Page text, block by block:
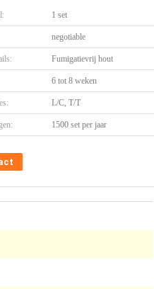
1 set
negotiable
Fumigatievrij hout
6 tot 8 weken
L/C, T/T
1500 set per jaar